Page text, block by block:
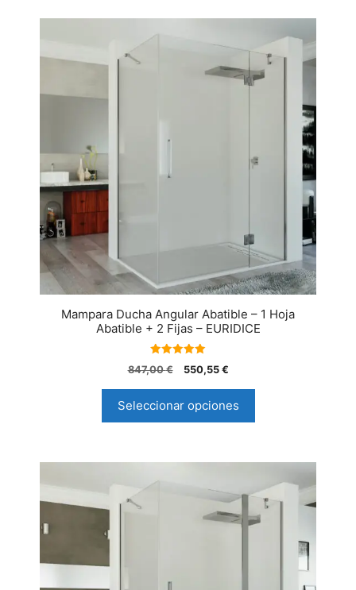
Mampara Ducha Angular Abatible – 1 Hoja
Abatible + 2 Fijas – EURIDICE
5.00
de 5
847,00€ 550,55 €
Seleccionar opciones